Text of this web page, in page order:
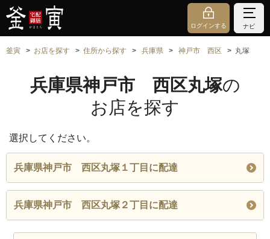
ログインする ナビ
釜寅 お店を探す 住所から探す 兵庫県 神戸市 西区 丸塚
兵庫県神戸市 西区丸塚の
お店を探す
選択してください。
兵庫県神戸市 西区丸塚１丁目に配達
兵庫県神戸市 西区丸塚２丁目に配達